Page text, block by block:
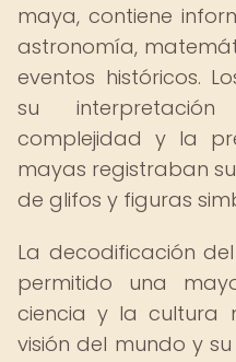
maya, contiene
astronomía,
eventos históricos.
su
complejidad y la
mayas registraban
de glifos y figuras
La decodificación
permitido una
ciencia y la cultura
visión del mundo y